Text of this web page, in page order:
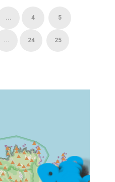
... 4 5
... 24 25